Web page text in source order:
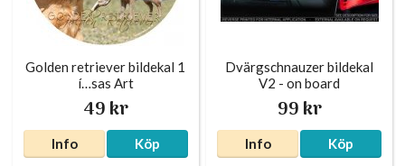
Golden retriever bildekal 1
í…sas Art
49 kr
Info Köp
Dvärgschnauzer bildekal
V2 - on board
99 kr
Info Köp